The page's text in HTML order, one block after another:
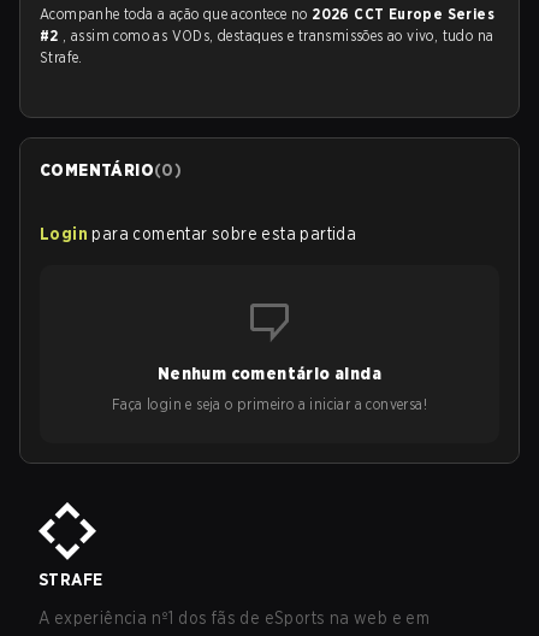
Acompanhe toda a ação que acontece no 2026 CCT Europe Series
#2 , assim como as VODs, destaques e transmissões ao vivo, tudo na
Strafe.
COMENTÁRIO(0)
Login para comentar sobre esta partida
Nenhum comentário ainda
Faça login e seja o primeiro a iniciar a conversa!
STRAFE
A experiência nº1 dos fãs de eSports na web e em